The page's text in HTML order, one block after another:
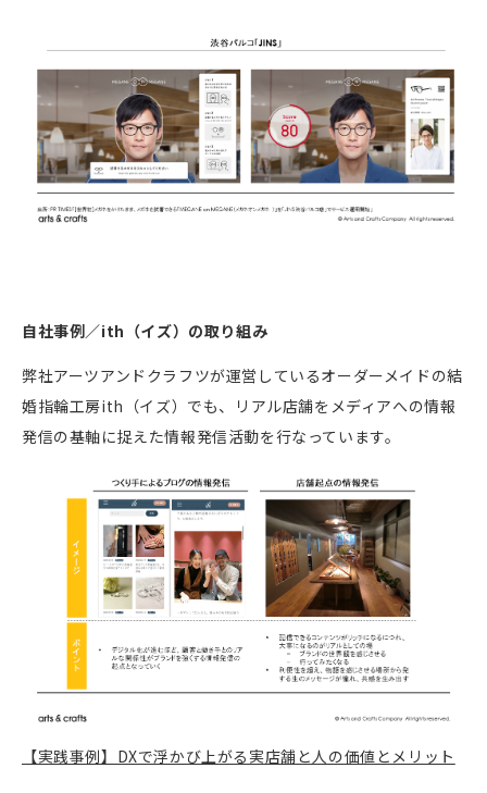
自社事例／ith（イズ）の取り組み
弊社アーツアンドクラフツが運営しているオーダーメイドの結
婚指輪工房ith（イズ）でも、リアル店舗をメディアへの情報
発信の基軸に捉えた情報発信活動を行なっています。
【実践事例】DXで浮かび上がる実店舗と人の価値とメリット